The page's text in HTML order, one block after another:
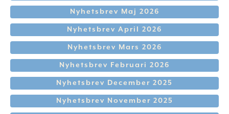
Nyhetsbrev Maj 2026
Nyhetsbrev April 2026
Nyhetsbrev Mars 2026
Nyhetsbrev Februari 2026
Nyhetsbrev December 2025
Nyhetsbrev November 2025